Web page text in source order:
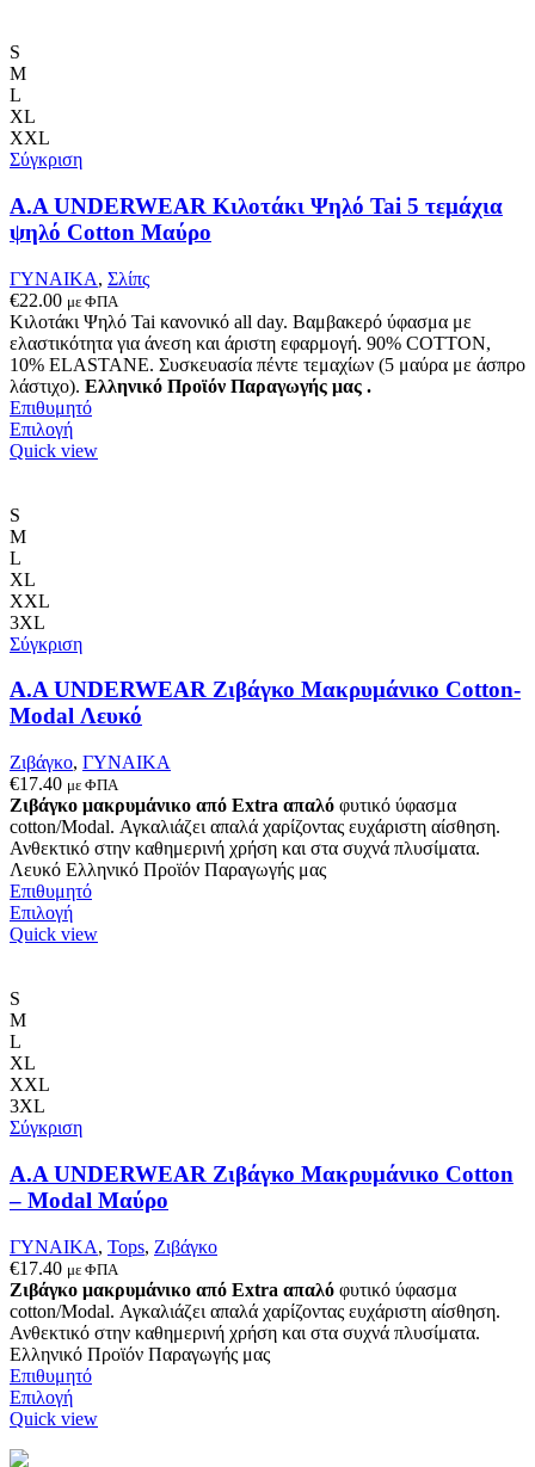
να
στη
σελίδα
του
S
M
L
XL
XXL
Σύγκριση
A.A UNDERWEAR Κιλοτάκι Ψηλό Tai 5 τεμάχια
ψηλό Cotton Μαύρο
ΓΥΝΑΙΚΑ, Σλίπς
€22.00 με ΦΠΑ
Κιλοτάκι Ψηλό Tai κανονικό all day. Βαμβακερό ύφασμα με
ελαστικότητα για άνεση και άριστη εφαρμογή. 90% COTTON,
10% ELASTANE. Συσκευασία πέντε τεμαχίων (5 μαύρα με άσπρο
λάστιχο). Ελληνικό Προϊόν Παραγωγής μας .
Επιθυμητό
ΕπιλογήΑυτό
το
επιλεγούν
σελίδα
του
προϊόντος
Quick view
S
M
L
XL
XXL
3XL
Σύγκριση
Α.A UNDERWEAR Ζιβάγκο Μακρυμάνικο Cotton-
Modal Λευκό
Ζιβάγκο, ΓΥΝΑΙΚΑ
€17.40 με ΦΠΑ
Ζιβάγκο μακρυμάνικο από Extra απαλό φυτικό ύφασμα
cotton/Modal. Αγκαλιάζει απαλά χαρίζοντας ευχάριστη αίσθηση.
Ανθεκτικό στην καθημερινή χρήση και στα συχνά πλυσίματα.
Λευκό Ελληνικό Προϊόν Παραγωγής μας
Επιθυμητό
ΕπιλογήΑυτό
το
επιλεγούν
σελίδα
του
προϊόντος
Quick view
S
M
L
XL
XXL
3XL
Σύγκριση
Α.A UNDERWEAR Ζιβάγκο Μακρυμάνικο Cotton
– Modal Μαύρο
ΓΥΝΑΙΚΑ, Tops, Ζιβάγκο
€17.40 με ΦΠΑ
Ζιβάγκο μακρυμάνικο από Extra απαλό φυτικό ύφασμα
cotton/Modal. Αγκαλιάζει απαλά χαρίζοντας ευχάριστη αίσθηση.
Ανθεκτικό στην καθημερινή χρήση και στα συχνά πλυσίματα.
Ελληνικό Προϊόν Παραγωγής μας
Επιθυμητό
ΕπιλογήΑυτό
το
Quick view